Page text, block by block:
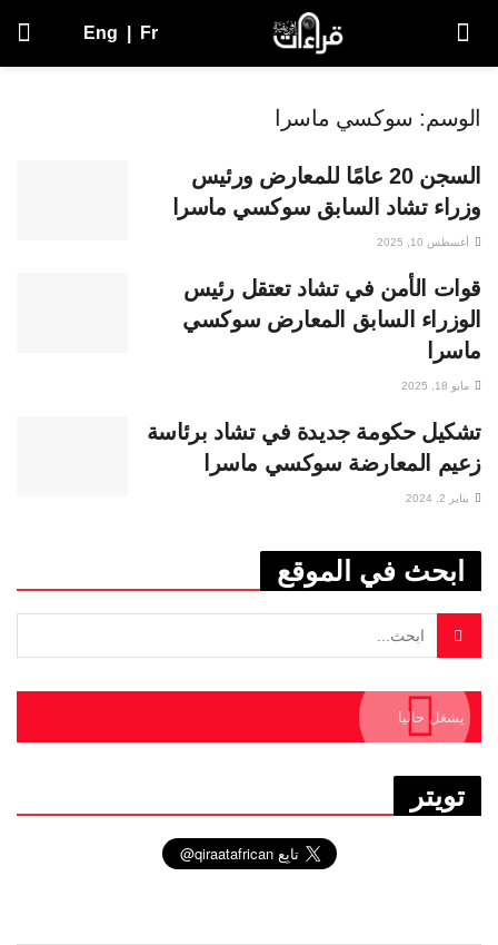
Eng Fr
الوسم: سوكسي ماسرا
السجن 20 عامًا للمعارض ورئيس
وزراء تشاد السابق سوكسي ماسرا
أغسطس 10, 2025
قوات الأمن في تشاد تعتقل رئيس
الوزراء السابق المعارض سوكسي
ماسرا
مايو 18, 2025
تشكيل حكومة جديدة في تشاد برئاسة
زعيم المعارضة سوكسي ماسرا
يناير 2, 2024
ابحث في الموقع
يشغل حاليا
تويتر